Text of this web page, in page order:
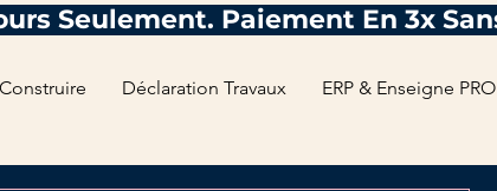
Déclaration Travaux ERP & Enseigne PRO